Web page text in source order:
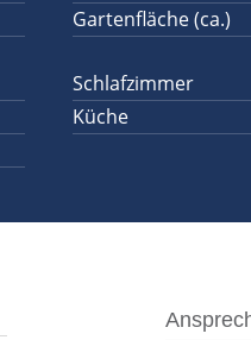
Gartenfläche (ca.)
Schlafzimmer
Küche